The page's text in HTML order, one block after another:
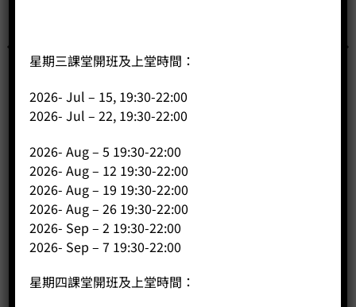
SCA Roasting 烘焙課程 初級 + 中級-本公司學生優惠
Price: HK$12,280.00
-
BUY NOW
星期三課堂開班及上堂時間：
2026- Jul – 15, 19:30-22:00
2026- Jul – 22, 19:30-22:00
2026- Aug – 5 19:30-22:00
2026- Aug – 12 19:30-22:00
2026- Aug – 19 19:30-22:00
2026- Aug – 26 19:30-22:00
2026- Sep – 2 19:30-22:00
2026- Sep – 7 19:30-22:00
星期四課堂開班及上堂時間：